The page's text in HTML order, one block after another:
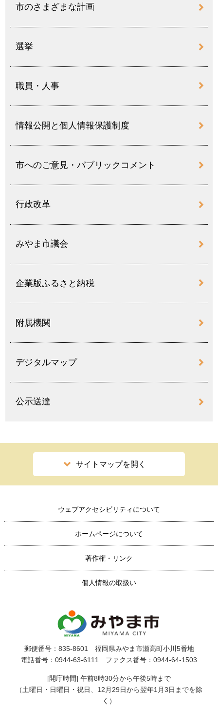
市のさまざまな計画
選挙
職員・人事
情報公開と個人情報保護制度
市へのご意見・パブリックコメント
行政改革
みやま市議会
企業版ふるさと納税
附属機関
デジタルマップ
公示送達
サイトマップを開く
ウェブアクセシビリティについて
ホームページについて
著作権・リンク
個人情報の取扱い
郵便番号：835-8601 福岡県みやま市瀬高町小川5番地
電話番号：0944-63-6111 ファクス番号：0944-64-1503
[開庁時間] 午前8時30分から午後5時まで
（土曜日・日曜日・祝日、12月29日から翌年1月3日までを除
く）